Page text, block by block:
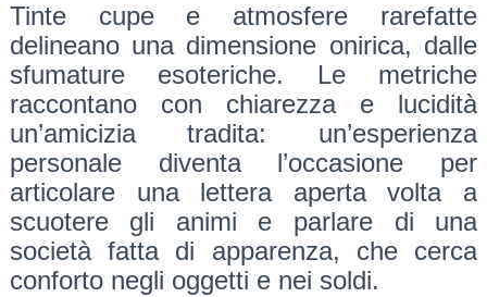
Tinte cupe e atmosfere rarefatte
delineano una dimensione onirica, dalle
sfumature esoteriche. Le metriche
raccontano con chiarezza e lucidità
un’amicizia tradita: un’esperienza
personale diventa l’occasione per
articolare una lettera aperta volta a
scuotere gli animi e parlare di una
società fatta di apparenza, che cerca
conforto negli oggetti e nei soldi.